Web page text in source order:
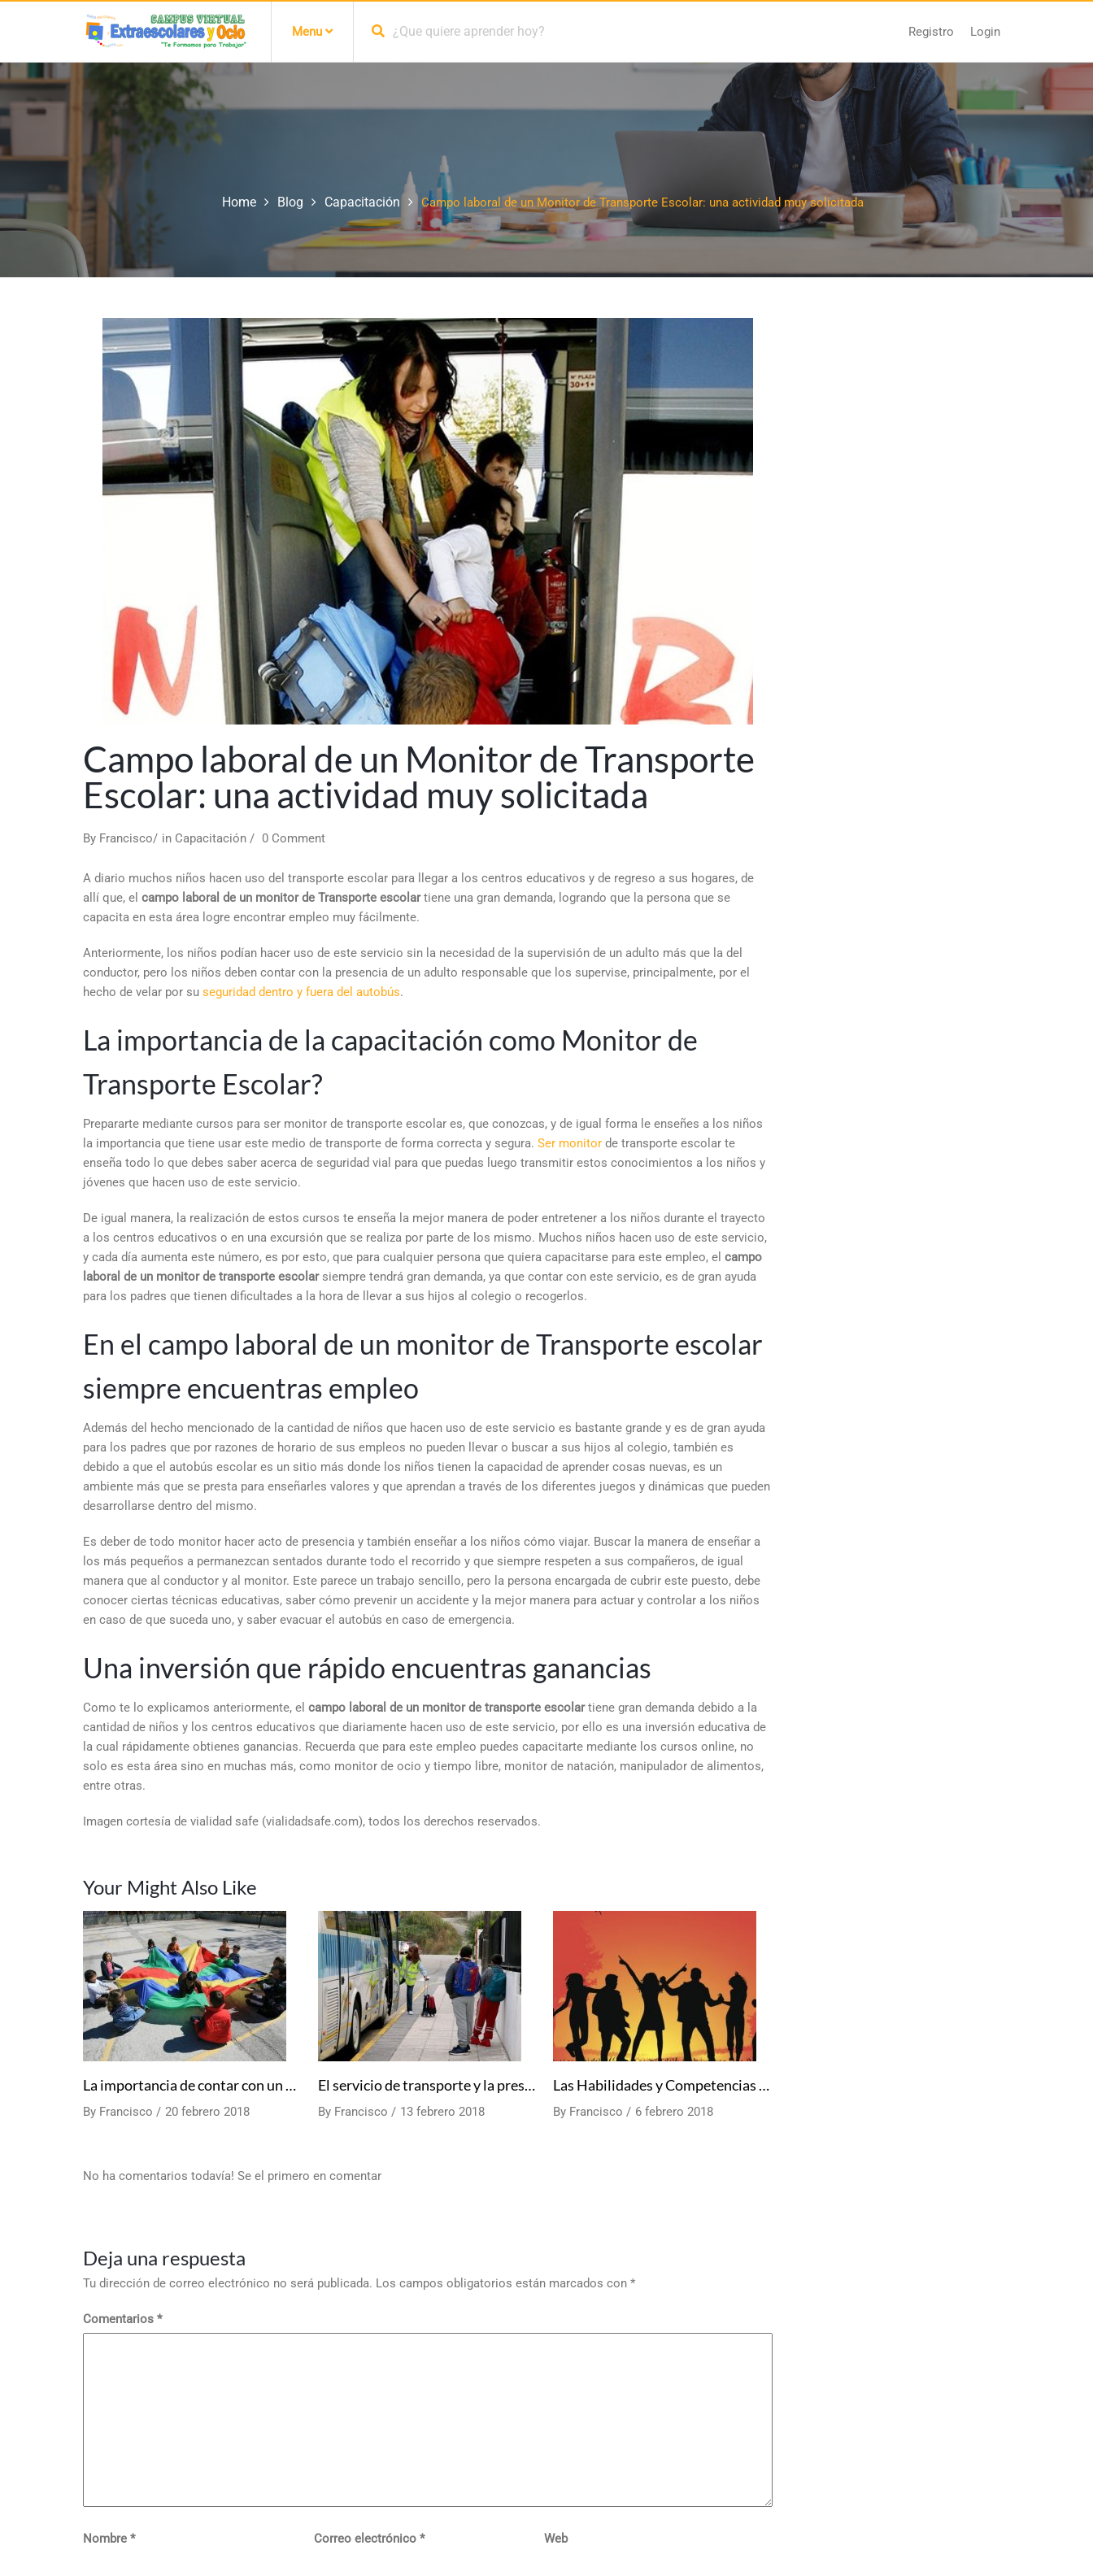
Menu Registro Login
Home Blog Capacitación Campo laboral de un Monitor de Transporte Escolar: una actividad muy solicitada
Campo laboral de un Monitor de Transporte
Escolar: una actividad muy solicitada
By Francisco in Capacitación 0 Comment
A diario muchos niños hacen uso del transporte escolar para llegar a los centros educativos y de regreso a sus hogares, de
allí que, el campo laboral de un monitor de Transporte escolartiene una gran demanda, logrando que la persona que se
capacita en esta área logre encontrar empleo muy fácilmente.
Anteriormente, los niños podían hacer uso de este servicio sin la necesidad de la supervisión de un adulto más que la del
conductor, pero los niños deben contar con la presencia de un adulto responsable que los supervise, principalmente, por el
hecho de velar por su seguridad dentro y fuera del autobús.
La importancia de la capacitación como Monitor de
Transporte Escolar?
Prepararte mediante cursos para ser monitor de transporte escolar es, que conozcas, y de igual forma le enseñes a los niños
la importancia que tiene usar este medio de transporte de forma correcta y segura. Ser monitor de transporte escolar te
enseña todo lo que debes saber acerca de seguridad vial para que puedas luego transmitir estos conocimientos a los niños y
jóvenes que hacen uso de este servicio.
De igual manera, la realización de estos cursos te enseña la mejor manera de poder entretener a los niños durante el trayecto
a los centros educativos o en una excursión que se realiza por parte de los mismo. Muchos niños hacen uso de este servicio,
y cada día aumenta este número, es por esto, que para cualquier persona que quiera capacitarse para este empleo, el campo
laboral de un monitor de transporte escolarsiempre tendrá gran demanda, ya que contar con este servicio, es de gran ayuda
para los padres que tienen dificultades a la hora de llevar a sus hijos al colegio o recogerlos.
En el campo laboral de un monitor de Transporte escolar
siempre encuentras empleo
Además del hecho mencionado de la cantidad de niños que hacen uso de este servicio es bastante grande y es de gran ayuda
para los padres que por razones de horario de sus empleos no pueden llevar o buscar a sus hijos al colegio, también es
debido a que el autobús escolar es un sitio más donde los niños tienen la capacidad de aprender cosas nuevas, es un
ambiente más que se presta para enseñarles valores y que aprendan a través de los diferentes juegos y dinámicas que pueden
desarrollarse dentro del mismo.
Es deber de todo monitor hacer acto de presencia y también enseñar a los niños cómo viajar. Buscar la manera de enseñar a
los más pequeños a permanezcan sentados durante todo el recorrido y que siempre respeten a sus compañeros, de igual
manera que al conductor y al monitor. Este parece un trabajo sencillo, pero la persona encargada de cubrir este puesto, debe
conocer ciertas técnicas educativas, saber cómo prevenir un accidente y la mejor manera para actuar y controlar a los niños
en caso de que suceda uno, y saber evacuar el autobús en caso de emergencia.
Una inversión que rápido encuentras ganancias
Como te lo explicamos anteriormente, el campo laboral de un monitor de transporte escolartiene gran demanda debido a la
cantidad de niños y los centros educativos que diariamente hacen uso de este servicio, por ello es una inversión educativa de
la cual rápidamente obtienes ganancias. Recuerda que para este empleo puedes capacitarte mediante los cursos online, no
solo es esta área sino en muchas más, como monitor de ocio y tiempo libre, monitor de natación, manipulador de alimentos,
entre otras.
Imagen cortesía de vialidad safe (vialidadsafe.com), todos los derechos reservados.
Your Might Also Like
La importancia de contar con un animador en las actividades de Ocio y Tiempo Libre.
By Francisco 20 febrero 2018
El servicio de transporte y la presencia de un Monitor de Transporte Escolar
By Francisco 13 febrero 2018
Las Habilidades y Competencias que debe tener un Monitor de Ocio y Tiempo Libre
By Francisco 6 febrero 2018
No ha comentarios todavía! Se el primero en comentar
Deja una respuesta
Tu dirección de correo electrónico no será publicada. Los campos obligatorios están marcados con *
Comentarios *
Nombre * Correo electrónico * Web